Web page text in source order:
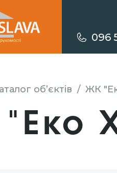
096
об’єктів / ЖК